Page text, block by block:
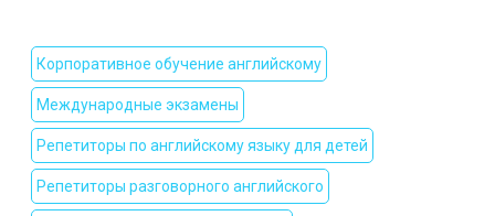
Корпоративное обучение английскому
Международные экзамены
Репетиторы по английскому языку для детей
Репетиторы разговорного английского